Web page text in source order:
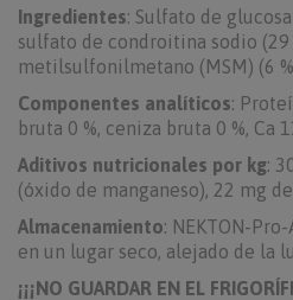
Ingredientes: Sulfato de
sulfato de condroitina sodio (29
metilsulfonilmetano (MSM) (6
Componentes analíticos:
bruta 0 %, ceniza bruta 0 %, Ca
Aditivos nutricionales por kg:
(óxido de manganeso), 22 mg
Almacenamiento: NEKTON-
en un lugar seco, alejado de la
¡¡¡NO GUARDAR EN EL